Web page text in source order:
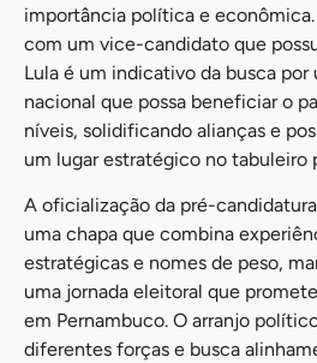
importância política e
com um vice-candidato que
Lula é um indicativo da busca por
nacional que possa beneficiar o
níveis, solidificando alianças e
um lugar estratégico no tabuleiro
A oficialização da pré-
uma chapa que combina
estratégicas e nomes de peso,
uma jornada eleitoral que
em Pernambuco. O arranjo
diferentes forças e busca